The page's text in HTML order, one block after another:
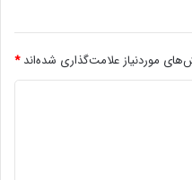
در حوزۀ رنگ‌شناسی،
موردنیاز علامت‌گذاری شده‌اند*